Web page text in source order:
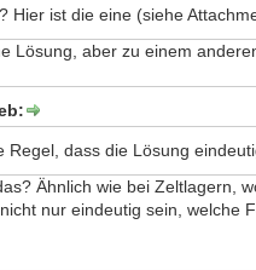
Hier ist die eine (siehe
Lösung, aber zu einem
Regel, dass die Lösung
Ähnlich wie bei Zeltlagern,
nur eindeutig sein, welche